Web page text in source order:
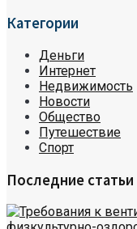
Категории
Деньги
Интернет
Недвижимость
Новости
Общество
Путешествие
Спорт
Последние статьи